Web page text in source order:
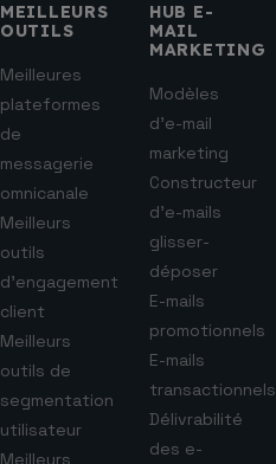
MEILLEURS
OUTILS
Meilleures
plateformes
de
messagerie
omnicanale
Meilleurs
outils
d’engagement
client
Meilleurs
outils de
segmentation
utilisateur
Meilleurs
HUB E-
MAIL
MARKETING
Modèles
d’e-mail
marketing
Constructeur
d’e-mails
glisser-
déposer
E-mails
promotionnels
E-mails
transactionnels
Délivrabilité
des e-